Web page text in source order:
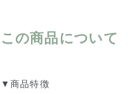
この商品について
▼商品特徴